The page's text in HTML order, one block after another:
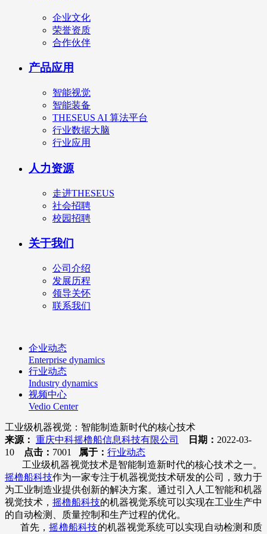
企业文化
荣誉资质
合作伙伴
产品应用
智能视觉
智能装备
THESEUS AI 算法平台
行业数据大脑
行业应用
人力资源
走进THESEUS
社会招聘
校园招聘
关于我们
公司介绍
发展历程
领导关怀
联系我们
企业动态
Enterprise dynamics
行业动态
Industry dynamics
视频中心
Vedio Center
工业级机器视觉：智能制造新时代的核心技术
来源： 重庆中科摇橹船信息科技有限公司 日期： 2022-03-
10
点击： 7001 属于： 行业动态
工业级机器视觉技术是智能制造新时代的核心技术之一。
摇橹船科技作为一家专注于机器视觉技术研发的公司，致力于
为工业制造业提供创新的解决方案。通过引入人工智能和机器
视觉技术， 摇橹船科技的机器视觉系统可以实现在工业生产中
的自动检测、质量控制和生产过程的优化。
首先，摇橹船科技的机器视觉系统可以实现自动检测和质